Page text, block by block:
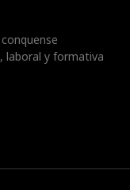
laboral y formativa